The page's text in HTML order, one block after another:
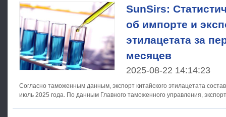
SunSirs:
об импорте и
этилацетата за
месяцев
2025-08-22 14:14:23
Согласно таможенным данным, экспорт китайского этилацетата
июль 2025 года. По данным Главного таможенного управления,